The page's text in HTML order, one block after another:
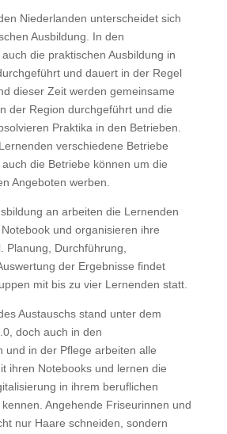
Niederlanden unterscheidet sich
Ausbildung. In den
die praktischen Ausbildung in
und dauert in der Regel
dieser Zeit werden gemeinsame
der Region durchgeführt und die
Praktika in den Betrieben.
verschiedene Betriebe
die Betriebe können um die
Angeboten werben.
an arbeiten die Lernenden
und organisieren ihre
Planung, Durchführung,
der Ergebnisse findet
mit bis zu vier Lernenden statt.
Austauschs stand unter dem
doch auch in den
und in der Pflege arbeiten alle
ihren Notebooks und lernen die
in ihrem beruflichen
Angehende Friseurinnen und
nur Haare schneiden, sondern